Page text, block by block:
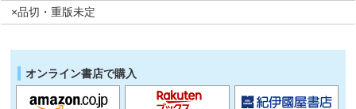
×品切・重版未定
オンライン書店で購入